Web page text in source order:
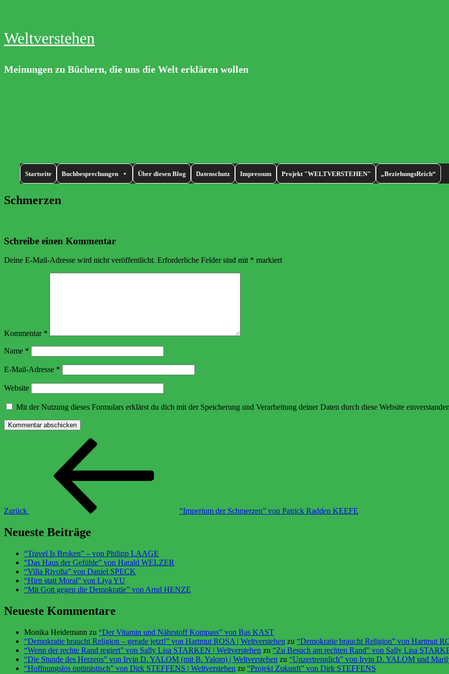
Weltverstehen
Meinungen zu Büchern, die uns die Welt erklären wollen
Startseite Buchbesprechungen Über diesen Blog Datenschutz Impressum Projekt "WELTVERSTEHEN" „BeziehungsReich“
Schmerzen
Schreibe einen Kommentar
Deine E-Mail-Adresse wird nicht veröffentlicht. Erforderliche Felder sind mit * markiert
Kommentar *
Name *
E-Mail-Adresse *
Website
Mit der Nutzung dieses Formulars erklärst du dich mit der Speicherung und Verarbeitung deiner Daten durch diese Website
Zurück “Imperium der Schmerzen” von Patrick Radden KEEFE
Neueste Beiträge
“Travel Is Broken” – von Philipp LAAGE
“Das Haus der Gefühle” von Harald WELZER
“Villa Rivolta” von Daniel SPECK
“Hirn statt Moral” von Liya YU
“Mit Gott gegen die Demokratie” von Arnd HENZE
Neueste Kommentare
Monika Heidemann zu “Der Vitamin und Nährstoff Kompass” von Bas KAST
“Demokratie braucht Religion – gerade jetzt!” von Hartmut ROSA | Weltverstehen zu “Demokratie braucht Religion” von Hartmut
“Wenn der rechte Rand regiert” von Sally Lisa STARKEN | Weltverstehen zu “Zu Besuch am rechten Rand” von Sally Lisa
“Die Stunde des Herzens” von Irvin D. YALOM (mit B. Yalom) | Weltverstehen zu “Unzertrennlich” von Irvin D. YALOM und
“Hoffnungslos optimistisch” von Dirk STEFFENS | Weltverstehen zu “Projekt Zukunft” von Dirk STEFFENS